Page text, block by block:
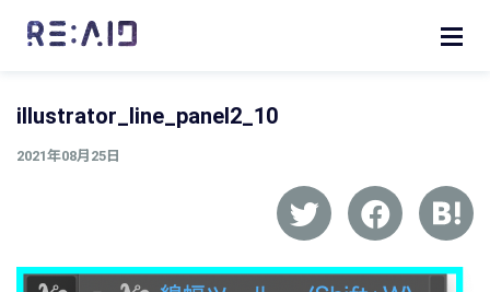
illustrator_line_panel2_10
2021年08月25日